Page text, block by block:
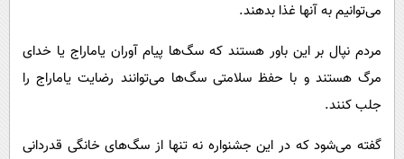
می‌توانیم به آنها غذا بدهند.
مردم نپال بر این باور هستند که سگ‌ها پیام آوران یاماراج یا خدای
مرگ هستند و با حفظ سلامتی سگ‌ها می‌توانند رضایت یاماراج را
جلب کنند.
گفته می‌شود که در این جشنواره نه تنها از سگ‌های خانگی قدردانی